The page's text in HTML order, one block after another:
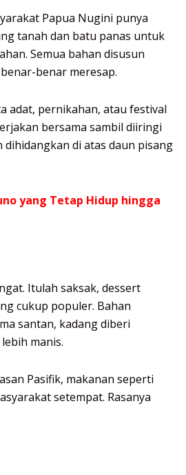
Papua Nugini punya
tanah dan batu panas untuk
Semua bahan disusun
benar meresap.
adat, pernikahan, atau festival
bersama sambil diiringi
di atas daun pisang
yang Tetap Hidup hingga
Itulah saksak, dessert
cukup populer. Bahan
santan, kadang diberi
manis.
Pasifik, makanan seperti
setempat. Rasanya